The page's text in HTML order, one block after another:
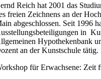
Reich hat 2001 das
freien Zeichnens an der
abgeschlossen. Seit 1996
in
Hypothekenbank
an der Kunstschule tätig.
für Erwachsene: Zeit